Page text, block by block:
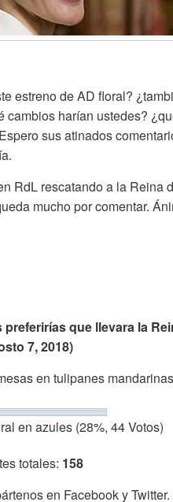
estreno de AD floral?
cambios harían ustedes?
sus atinados
RdL rescatando a la Reina
mucho por comentar.
que llevara la
7, 2018)
en tulipanes
en azules (28%, 44 Votos)
totales: 158
en Facebook y Twitter.